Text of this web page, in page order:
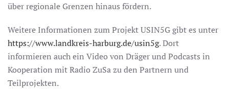
über regionale Grenzen hinaus fördern.
Weitere Informationen zum Projekt USIN5G gibt es unter
https://www.landkreis-harburg.de/usin5g. Dort
informieren auch ein Video von Dräger und Podcasts in
Kooperation mit Radio ZuSa zu den Partnern und
Teilprojekten.